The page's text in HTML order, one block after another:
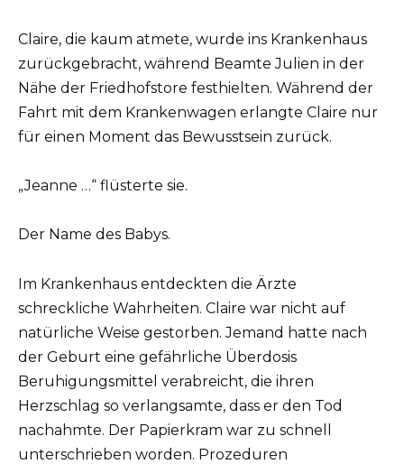
Claire, die kaum atmete, wurde ins Krankenhaus
zurückgebracht, während Beamte Julien in der
Nähe der Friedhofstore festhielten. Während der
Fahrt mit dem Krankenwagen erlangte Claire nur
für einen Moment das Bewusstsein zurück.
„Jeanne …“ flüsterte sie.
Der Name des Babys.
Im Krankenhaus entdeckten die Ärzte
schreckliche Wahrheiten. Claire war nicht auf
natürliche Weise gestorben. Jemand hatte nach
der Geburt eine gefährliche Überdosis
Beruhigungsmittel verabreicht, die ihren
Herzschlag so verlangsamte, dass er den Tod
nachahmte. Der Papierkram war zu schnell
unterschrieben worden. Prozeduren